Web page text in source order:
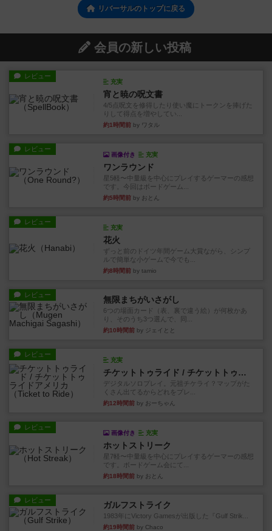
リバーサルのトップに戻る
会員の新しい投稿
レビュー
充実
宵と暁の呪文書
4/5点呪文を修得したり使い魔にトークンを捧げた
りして得点を増やしてい...
約1時間前 by ワタル
レビュー
画像付き 充実
ワンラウンド
星5軽〜中量級を中心にプレイするゲーマーの感想
です。今回はボードゲーム...
約5時間前 by おとん
レビュー
充実
花火
ずっと前のドイツ年間ゲーム大賞ながら、シンプ
ルで簡単な小ゲームで今でも...
約8時間前 by tamio
レビュー 無限まちがいさがし
6つの場面カード（表、裏で違う絵）が何枚かあ
り、そのうち3つ選んで、同...
約10時間前 by ジェイとと
レビュー
充実
チケットトゥライド / チケットトゥライドアメリカ
デジタルソロプレイ。元祖チケライ？マップがた
くさん出てるからどれをプレ...
約12時間前 by おーちゃん
レビュー
画像付き 充実
ホットストリーク
星7軽〜中量級を中心にプレイするゲーマーの感想
です。ボードゲーム会にて...
約18時間前 by おとん
レビュー ガルフストライク
1983年にVictory Gamesが出版した『Gulf Strik...
約19時間前 by Chaco